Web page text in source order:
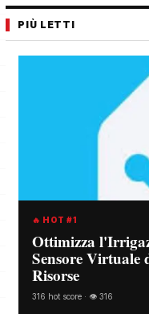
PIÙ LETTI
🔥 HOT #1
Ottimizza
Sensore Virtuale
Risorse
316 hot score · 👁️ 316